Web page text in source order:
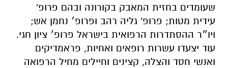
שעומדים בחזית המאבק בקורונה ובהם פרופ'
עידית מטות; פרופ' גליה רהב ופרופ׳ נחמן אש;
ויו״ר ההסתדרות הרפואית בישראל פרופ׳ ציון חגי.
עוד יצעדו עשרות רופאים ואחיות, פראמדיקים
ואנשי חסד והצלה, קצינים וחיילים מחיל הרפואה